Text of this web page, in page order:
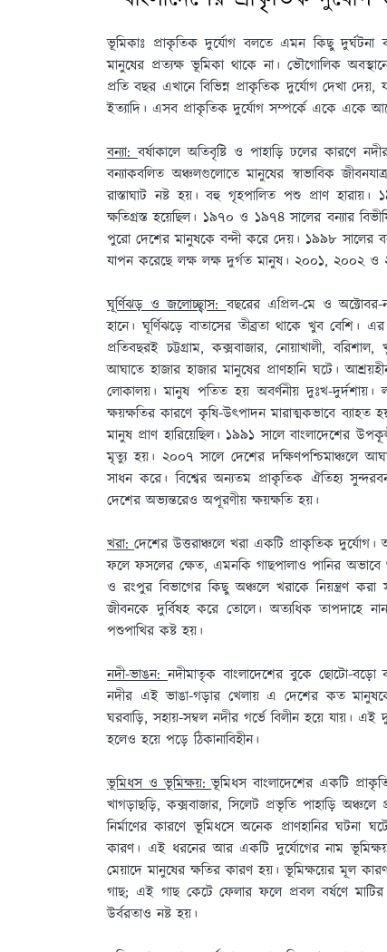
ভূমিকাঃ প্রাকৃতিক দুর্যোগ বলতে এমন কিছু দুর্ঘটনা
মানুষের প্রত্যক্ষ ভূমিকা থাকে না। ভৌগােলিক
প্রতি বছর এখানে বিভিন্ন প্রাকৃতিক দুর্যোগ দেখা
ইত্যাদি। এসব প্রাকৃতিক দুর্যোগ সম্পর্কে একে একে
বন্যা:বর্ষাকালে অতিবৃষ্টি ও পাহাড়ি ঢলের কারণে
বন্যাকবলিত অঞ্চলগুলােতে মানুষের স্বাভাবিক
রাস্তাঘাট নষ্ট হয়। বহু গৃহপালিত পশু প্রাণ
ক্ষতিগ্রস্ত হয়েছিল। ১৯৭০ ও ১৯৭৪ সালের বন্যার
পুরাে দেশের মানুষকে বন্দী করে দেয়। ১৯৯৮ সালের
যাপন করেছে লক্ষ লক্ষ দুর্গত মানুষ। ২০০১, ২০০২ ও
ঘূর্ণিঝড় ও জলােচ্ছ্বাস:বছরের এপ্রিল-মে ও অক্টোবর-
হানে। ঘূর্ণিঝড়ে বাতাসের তীব্রতা থাকে খুব বেশি।
প্রতিবছরই চট্টগ্রাম, কক্সবাজার, নােয়াখালী,
আঘাতে হাজার হাজার মানুষের প্রাণহানি ঘটে।
লােকালয়। মানুষ পতিত হয় অবর্ণনীয় দুঃখ-দুর্দশায়।
ক্ষয়ক্ষতির কারণে কৃষি-উৎপাদন মারাত্মকভাবে ব্যাহত
মানুষ প্রাণ হারিয়েছিল। ১৯৯১ সালে বাংলাদেশের
মৃত্যু হয়। ২০০৭ সালে দেশের দক্ষিণপশ্চিমাঞ্চলে
সাধন করে। বিশ্বের অন্যতম প্রাকৃতিক ঐতিহ্য
দেশের অভ্যন্তরেও অপূরণীয় ক্ষয়ক্ষতি হয়।
খরা:দেশের উত্তরাঞ্চলে খরা একটি প্রাকৃতিক দুর্যোগ।
ফলে ফসলের ক্ষেত, এমনকি গাছপালাও পানির অভাবে
ও রংপুর বিভাগের কিছু অঞ্চলে খরাকে নিয়ন্ত্রণ করা
জীবনকে দুর্বিষহ করে তােলে। অত্যধিক তাপদাহে
পশুপাখির কষ্ট হয়।
নদী-ভাঙন:নদীমাতৃক বাংলাদেশের বুকে ছােটো-
নদীর এই ভাঙা-গড়ার খেলায় এ দেশের কত
ঘরবাড়ি, সহায়-সম্বল নদীর গর্ভে বিলীন হয়ে যায়।
হলেও হয়ে পড়ে ঠিকানাবিহীন।
ভূমিধস ও ভূমিক্ষয়:ভূমিধস বাংলাদেশের একটি
খাগড়াছড়ি, কক্সবাজার, সিলেট প্রভৃতি পাহাড়ি
নির্মাণের কারণে ভূমিধসে অনেক প্রাণহানির ঘটনা
কারণ। এই ধরনের আর একটি দুর্যোগের নাম
মেয়াদে মানুষের ক্ষতির কারণ হয়। ভূমিক্ষয়ের মূল
গাছ; এই গাছ কেটে ফেলার ফলে প্রবল বর্ষণে
উর্বরতাও নষ্ট হয়।